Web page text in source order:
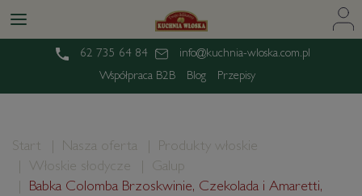
62 735 64 84
info@kuchnia-wloska.com.pl
Współpraca B2B
Blog Przepisy
Start Nasza oferta
Produkty włoskie
Włoskie słodycze
Galup
Babka Colomba Brzoskwinie, Czekolada i Amaretti,